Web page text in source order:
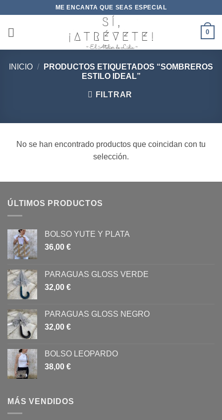
contenido
ME ENCANTA QUE SEAS ESPECIAL
0
INICIO /
PRODUCTOS ETIQUETADOS “SOMBREROS
ESTILO IDEAL”
FILTRAR
No se han encontrado productos que coincidan con tu
selección.
ÚLTIMOS PRODUCTOS
BOLSO YUTE Y PLATA
36,00 €
PARAGUAS GLOSS VERDE
32,00 €
PARAGUAS GLOSS NEGRO
32,00 €
BOLSO LEOPARDO
38,00 €
MÁS VENDIDOS